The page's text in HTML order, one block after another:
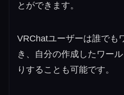
とができます。
VRChatユーザーは誰でも
き、自分の作成したワー
りすることも可能です。